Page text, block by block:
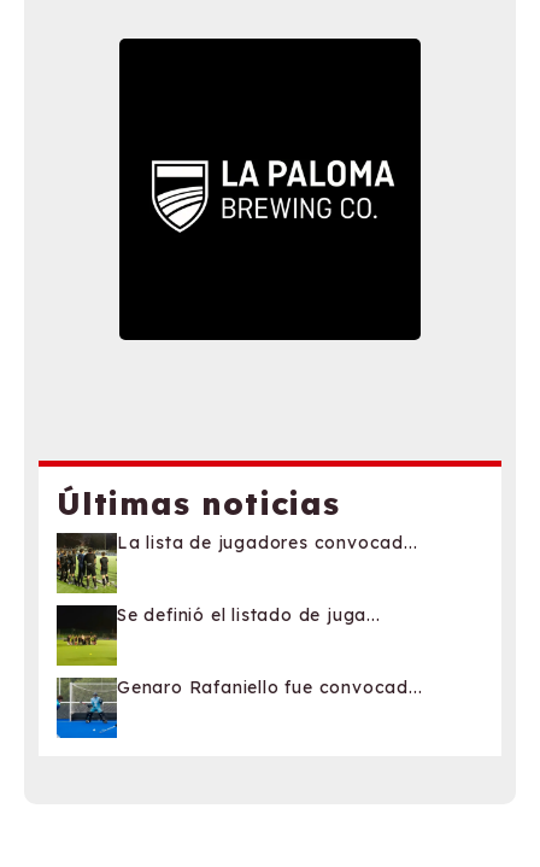
Últimas noticias
La lista de jugadores convocad...
Se definió el listado de juga...
Genaro Rafaniello fue convocad...